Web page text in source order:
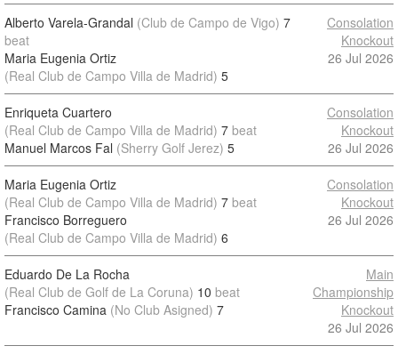
Alberto Varela-Grandal (Club de Campo de Vigo) 7
beat
Maria Eugenia Ortiz
(Real Club de Campo Villa de Madrid) 5
Consolation
Knockout
26 Jul 2026
Enriqueta Cuartero
(Real Club de Campo Villa de Madrid) 7 beat
Manuel Marcos Fal (Sherry Golf Jerez) 5
Consolation
Knockout
26 Jul 2026
Maria Eugenia Ortiz
(Real Club de Campo Villa de Madrid) 7 beat
Francisco Borreguero
(Real Club de Campo Villa de Madrid) 6
Consolation
Knockout
26 Jul 2026
Eduardo De La Rocha
(Real Club de Golf de La Coruna) 10 beat
Francisco Camina (No Club Asigned) 7
Main
Championship
Knockout
26 Jul 2026